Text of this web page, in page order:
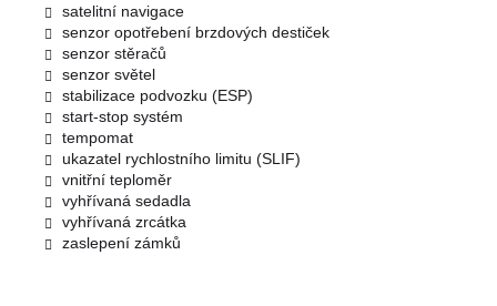
satelitní navigace
senzor opotřebení brzdových destiček
senzor stěračů
senzor světel
stabilizace podvozku (ESP)
start-stop systém
tempomat
ukazatel rychlostního limitu (SLIF)
vnitřní teploměr
vyhřívaná sedadla
vyhřívaná zrcátka
zaslepení zámků